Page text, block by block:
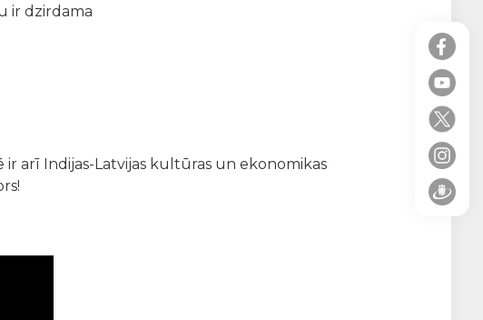
ir dzirdama
ir arī Indijas-Latvijas kultūras un ekonomikas